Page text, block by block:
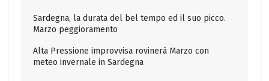
Sardegna, la durata del bel tempo ed il suo picco.
Marzo peggioramento
Alta Pressione improvvisa rovinerà Marzo con
meteo invernale in Sardegna